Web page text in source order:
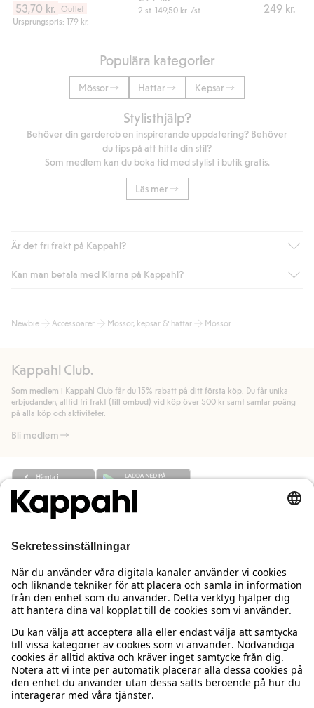
53,70 kr.
Outlet
Ursprungspris: 179 kr.
2 st.149,50 kr. /st
249 kr.
Populära kategorier
Mössor Hattar Kepsar
Stylisthjälp?
Behöver din garderob en inspirerande uppdatering? Behöver
du tips på att hitta din stil?
Som medlem kan du boka tid med stylist i butik gratis.
Läs mer
Är det fri frakt på Kappahl?
Är du medlem i Kappahl Club har du alltid gratis frakt till butik
automatik efter du loggat in och identifierats som medlem.
handlar för.
Läs mer
Kan man betala med Klarna på Kappahl?
bland annat faktura och swish men även andra betalningssätt.
allmänna villkor.
Läs mer
Newbie Accessoarer Mössor, kepsar & hattar Mössor
Kappahl Club.
Som medlem i Kappahl Club får du 15% rabatt på ditt första köp. Du får unika
erbjudanden, alltid fri frakt (till ombud) vid köp över 500 kr samt samlar poäng
på alla köp och aktiviteter.
Bli medlem
Behöver du hjälp?
Kundservice
Vanliga frågor
Beställning & retur
Kontakta oss
Kappahl Club
Logga in
Kappahl Club
Medlemsvillkor
Om oss
Om Kappahl Group
Villkor & policy